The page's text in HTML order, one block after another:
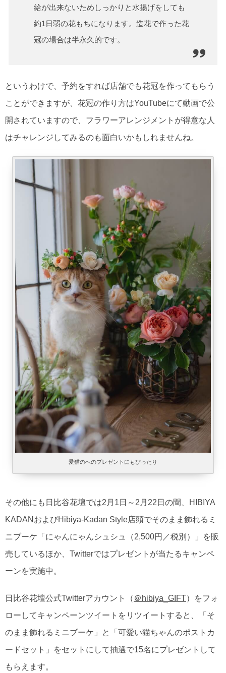
給が出来ないためしっかりと水揚げをしても
約1日弱の花もちになります。造花で作った花
冠の場合は半永久的です。
というわけで、予約をすれば店舗でも花冠を作ってもらう
ことができますが、花冠の作り方はYouTubeにて動画で公
開されていますので、フラワーアレンジメントが得意な人
はチャレンジしてみるのも面白いかもしれませんね。
愛猫のへのプレゼントにもぴったり
その他にも日比谷花壇では2月1日～2月22日の間、HIBIYA
KADANおよびHibiya-Kadan Style店頭でそのまま飾れるミ
ニブーケ「にゃんにゃんシュシュ（2,500円／税別）」を販
売しているほか、Twitterではプレゼントが当たるキャンペ
ーンを実施中。
日比谷花壇公式Twitterアカウント（ ＠hibiya_GIFT）をフォ
ローしてキャンペーンツイートをリツイートすると、「そ
のまま飾れるミニブーケ」と「可愛い猫ちゃんのポストカ
ードセット」をセットにして抽選で15名にプレゼントして
もらえます。